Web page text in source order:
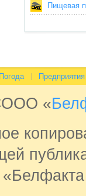
Пищевая
Погода Предприятия
«